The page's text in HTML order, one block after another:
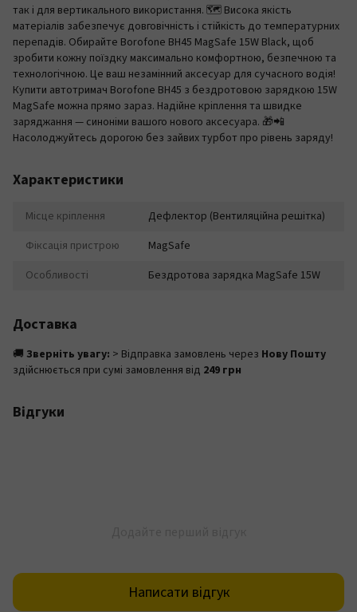
так і для вертикального використання. 🗺️ Висока якість
матеріалів забезпечує довговічність і стійкість до температурних
перепадів. Обирайте Borofone BH45 MagSafe 15W Black, щоб
зробити кожну поїздку максимально комфортною, безпечною та
технологічною. Це ваш незамінний аксесуар для сучасного водія!
Купити автотримач Borofone BH45 з бездротовою зарядкою 15W
MagSafe можна прямо зараз. Надійне кріплення та швидке
заряджання — синоніми вашого нового аксесуара. 🎁📲
Насолоджуйтесь дорогою без зайвих турбот про рівень заряду!
Характеристики
Місце кріплення
Дефлектор (Вентиляційна решітка)
Фіксація пристрою
MagSafe
Особливості
Бездротова зарядка MagSafe 15W
Доставка
🚚 Зверніть увагу: > Відправка замовлень через Нову Пошту
здійснюється при сумі замовлення від 249 грн
Відгуки
Написати відгук